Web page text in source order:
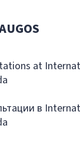
at
в